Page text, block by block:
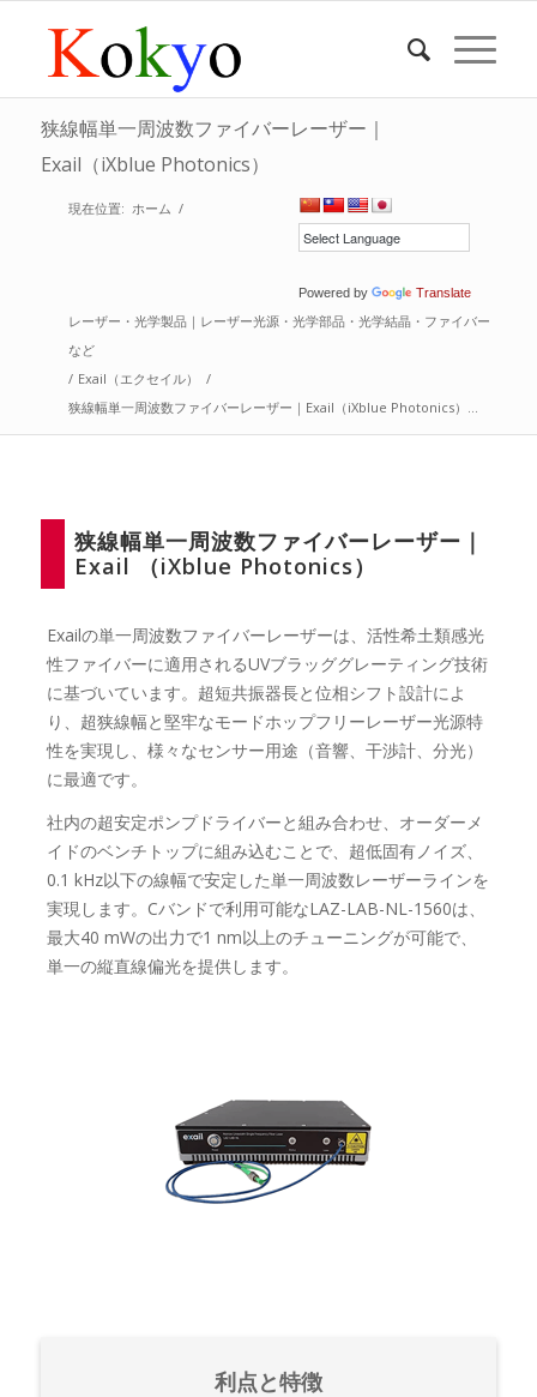
狭線幅単一周波数ファイバーレーザー｜
Exail（iXblue Photonics）
Powered by Translate
現在位置: ホーム /
レーザー・光学製品｜レーザー光源・光学部品・光学結晶・ファイバー
など
/ Exail（エクセイル）
/
狭線幅単一周波数ファイバーレーザー｜Exail（iXblue Photonics）...
狭線幅単一周波数ファイバーレーザー｜
Exail （iXblue Photonics）
Exailの単一周波数ファイバーレーザーは、活性希土類感光
性ファイバーに適用されるUVブラッググレーティング技術
に基づいています。超短共振器長と位相シフト設計によ
り、超狭線幅と堅牢なモードホップフリーレーザー光源特
性を実現し、様々なセンサー用途（音響、干渉計、分光）
に最適です。
社内の超安定ポンプドライバーと組み合わせ、オーダーメ
イドのベンチトップに組み込むことで、超低固有ノイズ、
0.1 kHz以下の線幅で安定した単一周波数レーザーラインを
実現します。Cバンドで利用可能なLAZ-LAB-NL-1560は、
最大40 mWの出力で1 nm以上のチューニングが可能で、
単一の縦直線偏光を提供します。
利点と特徴